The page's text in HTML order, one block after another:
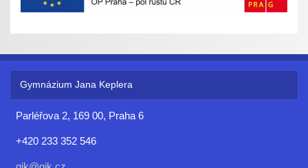
Gymnázium Jana Keplera
Parléřova 2, 169 00, Praha 6
+420 233 352 546